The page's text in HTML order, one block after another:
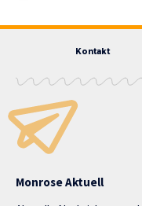
Kontakt
Monrose Aktuell